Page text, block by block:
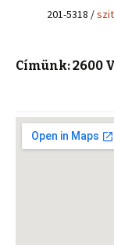
201-5318 /
Címünk:2600